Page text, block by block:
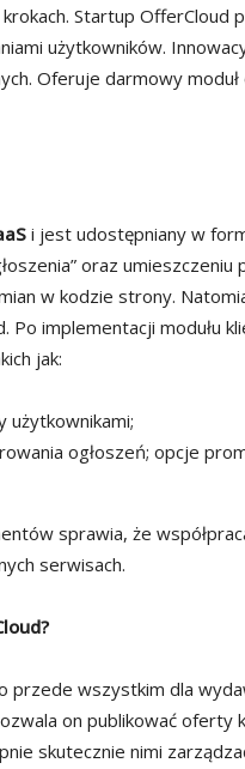
Startup OfferCloud
użytkowników.
Oferuje darmowy
i jest udostępniany w
oraz
w kodzie strony.
Po implementacji modułu
jak:
użytkownikami;
ogłoszeń; opcje
sprawia, że
serwisach.
przede wszystkim dla
on publikować oferty
skutecznie nimi